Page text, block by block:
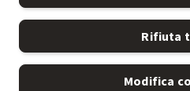
Rifiuta
Modifica